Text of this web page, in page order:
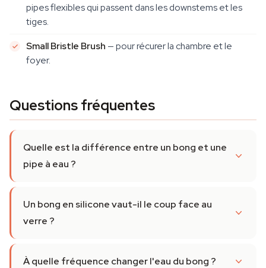
pipes flexibles qui passent dans les downstems et les
tiges.
Small Bristle Brush — pour récurer la chambre et le
foyer.
Questions fréquentes
Quelle est la différence entre un bong et une
pipe à eau ?
Un bong en silicone vaut-il le coup face au
verre ?
À quelle fréquence changer l'eau du bong ?